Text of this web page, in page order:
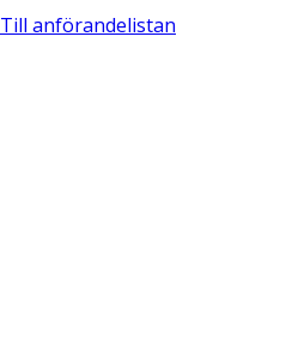
Till anförandelistan